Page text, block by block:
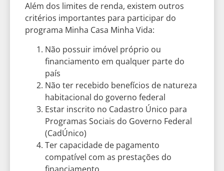
Além dos limites de renda, existem outros
critérios importantes para participar do
programa Minha Casa Minha Vida:
Não possuir imóvel próprio ou
financiamento em qualquer parte do
país
Não ter recebido benefícios de natureza
habitacional do governo federal
Estar inscrito no Cadastro Único para
Programas Sociais do Governo Federal
(CadÚnico)
Ter capacidade de pagamento
compatível com as prestações do